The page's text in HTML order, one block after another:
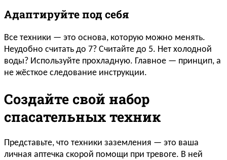
Адаптируйте под себя
Все техники — это основа, которую можно менять.
Неудобно считать до 7? Считайте до 5. Нет холодной
воды? Используйте прохладную. Главное — принцип, а
не жёсткое следование инструкции.
Создайте свой набор
спасательных техник
Представьте, что техники заземления — это ваша
личная аптечка скорой помощи при тревоге. В ней